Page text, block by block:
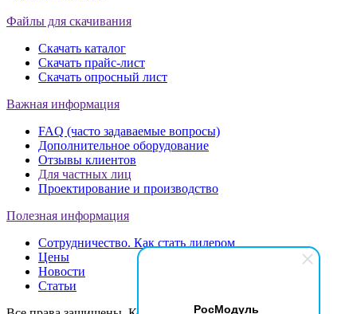
РосМодуль
Файлы для скачивания
Скачать каталог
Скачать прайс-лист
Скачать опросный лист
Важная информация
FAQ (часто задаваемые вопросы)
Дополнительное оборудование
Отзывы клиентов
Для частных лиц
Проектирование и производство
Полезная информация
Сотрудничество. Как стать дилером
Цены
Новости
Статьи